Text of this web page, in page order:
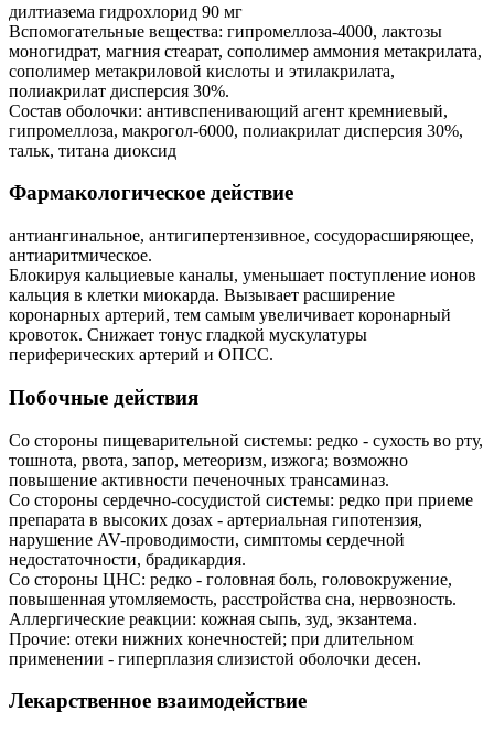
дилтиазема гидрохлорид 90 мг
Вспомогательные вещества: гипромеллоза-4000, лактозы
моногидрат, магния стеарат, сополимер аммония метакрилата,
сополимер метакриловой кислоты и этилакрилата,
полиакрилат дисперсия 30%.
Состав оболочки: антивспенивающий агент кремниевый,
гипромеллоза, макрогол-6000, полиакрилат дисперсия 30%,
тальк, титана диоксид
Фармакологическое действие
антиангинальное, антигипертензивное, сосудорасширяющее,
антиаритмическое.
Блокируя кальциевые каналы, уменьшает поступление ионов
кальция в клетки миокарда. Вызывает расширение
коронарных артерий, тем самым увеличивает коронарный
кровоток. Снижает тонус гладкой мускулатуры
периферических артерий и ОПСС.
Побочные действия
Со стороны пищеварительной системы: редко - сухость во рту,
тошнота, рвота, запор, метеоризм, изжога; возможно
повышение активности печеночных трансаминаз.
Со стороны сердечно-сосудистой системы: редко при приеме
препарата в высоких дозах - артериальная гипотензия,
нарушение AV-проводимости, симптомы сердечной
недостаточности, брадикардия.
Со стороны ЦНС: редко - головная боль, головокружение,
повышенная утомляемость, расстройства сна, нервозность.
Аллергические реакции: кожная сыпь, зуд, экзантема.
Прочие: отеки нижних конечностей; при длительном
применении - гиперплазия слизистой оболочки десен.
Лекарственное взаимодействие